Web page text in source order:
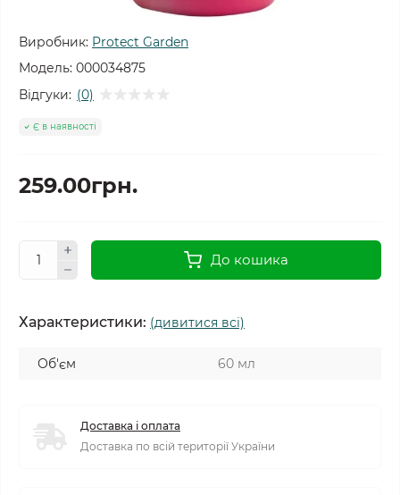
Виробник: Protect Garden
Модель: 000034875
Відгуки: (0)
Є в наявності
259.00грн.
До кошика
Характеристики: (дивитися всі)
Об'єм 60 мл
Доставка і оплата
Доставка по всій території України